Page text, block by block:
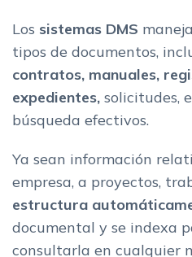
Los sistemas DMS
tipos de documentos,
contratos, manuales,
expedientes, solicitudes,
búsqueda efectivos.
Ya sean información
empresa, a proyectos,
estructura
documental y se indexa
consultarla en cualquier